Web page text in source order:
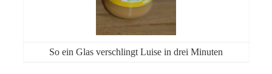
So ein Glas verschlingt Luise in drei Minuten